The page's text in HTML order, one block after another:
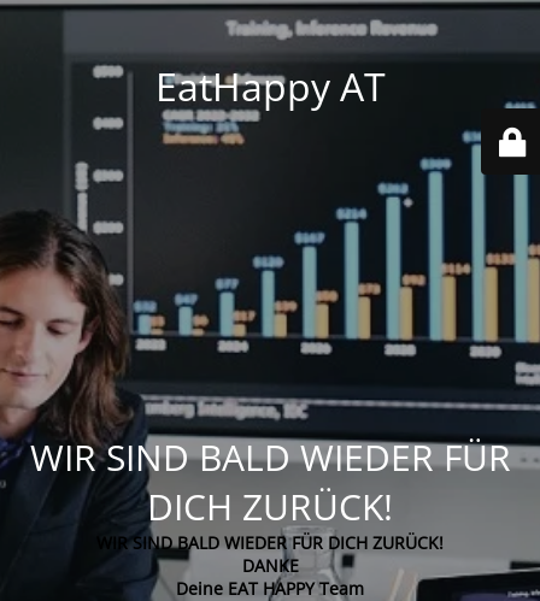
EatHappy AT
WIR SIND BALD WIEDER FÜR
DICH ZURÜCK!
WIR SIND BALD WIEDER FÜR DICH ZURÜCK!
DANKE
Deine EAT HAPPY Team